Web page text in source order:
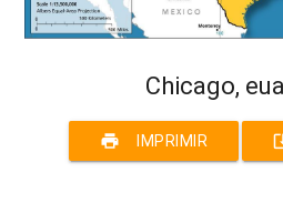
Chicago,
print IMPRIMIR